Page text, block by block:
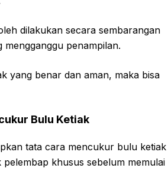
dilakukan secara sembarangan
penampilan.
yang benar dan aman, maka bisa
Bulu Ketiak
tata cara mencukur bulu ketiak
khusus sebelum memulai